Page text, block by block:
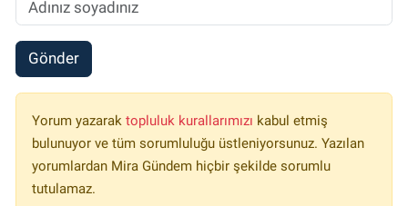
Gönder
Yorum yazarak topluluk kurallarımızı kabul etmiş
bulunuyor ve tüm sorumluluğu üstleniyorsunuz. Yazılan
yorumlardan Mira Gündem hiçbir şekilde sorumlu
tutulamaz.